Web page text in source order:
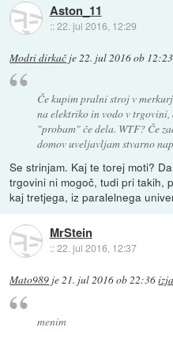
Aston_11
::22. jul 2016, 12:29
Modri dirkačje 22. jul 2016 ob 12:23
Če kupim pralni stroj v
na elektriko in vodo v trgovini,
"probam" če dela. WTF? Če
domov uveljavljam stvarno
Se strinjam. Kaj te torej moti?
trgovini ni mogoč, tudi pri takih,
kaj tretjega, iz paralelnega
MrStein
::22. jul 2016, 12:37
Mato989 je21. jul 2016 ob 22:36
menim